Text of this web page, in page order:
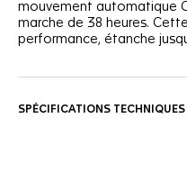
mouvement automatique
marche de 38 heures.
performance, étanche
et d’aiguilles rhodiées avec
SPÉCIFICATIONS TECHNIQUES